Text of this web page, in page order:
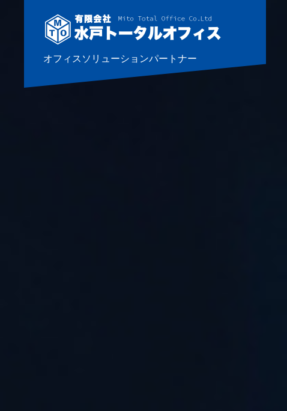
オフィスソリューションパートナー